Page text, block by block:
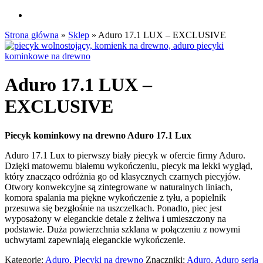
Strona główna » Sklep » Aduro 17.1 LUX – EXCLUSIVE
Aduro 17.1 LUX –
EXCLUSIVE
Piecyk kominkowy na drewno Aduro 17.1 Lux
Aduro 17.1 Lux to pierwszy biały piecyk w ofercie firmy Aduro.
Dzięki matowemu białemu wykończeniu, piecyk ma lekki wygląd,
który znacząco odróżnia go od klasycznych czarnych piecyjów.
Otwory konwekcyjne są zintegrowane w naturalnych liniach,
komora spalania ma piękne wykończenie z tyłu, a popielnik
przesuwa się bezgłośnie na uszczelkach. Ponadto, piec jest
wyposażony w eleganckie detale z żeliwa i umieszczony na
podstawie. Duża powierzchnia szklana w połączeniu z nowymi
uchwytami zapewniają eleganckie wykończenie.
Kategorie: Aduro, Piecyki na drewno Znaczniki: Aduro, Aduro seria